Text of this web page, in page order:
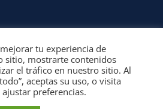
CONTACTO
– Reservados todos los derechos | All rights
reserved
Uso del Sitio|Aviso Programas Afiliados,
tu experiencia de
sitio, mostrarte contenidos
el tráfico en nuestro sitio. Al
aceptas su uso, o visita
preferencias.